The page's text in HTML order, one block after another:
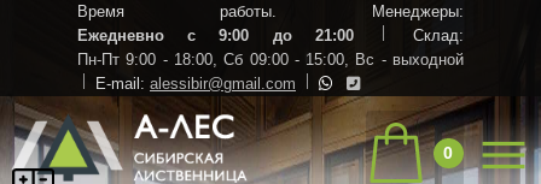
Время работы. Менеджеры:
Ежедневно с 9:00 до 21:00
Склад:
Пн-Пт 9:00 - 18:00, Сб 09:00 - 15:00, Вс - выходной
E-mail: alessibir@gmail.com
0